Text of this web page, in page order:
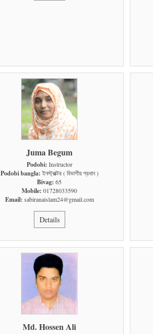
Juma Begum
Podobi: Instructor
Podobi bangla: ইনস্ট্রাক্টর ( বিভাগীয় প্রধান )
Bivag: 65
Mobile: 01728033590
Email: sabiranaislam24@gmail.com
Details
Md. Hossen Ali